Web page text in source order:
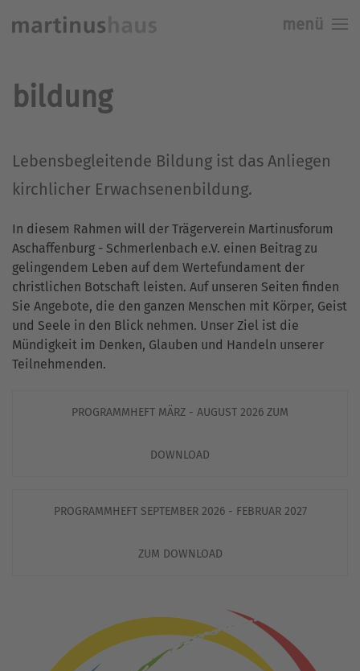
menü
bildung
Lebensbegleitende Bildung ist das Anliegen
kirchlicher Erwachsenenbildung.
In diesem Rahmen will der Trägerverein Martinusforum
Aschaffenburg - Schmerlenbach e.V. einen Beitrag zu
gelingendem Leben auf dem Wertefundament der
christlichen Botschaft leisten. Auf unseren Seiten finden
Sie Angebote, die den ganzen Menschen mit Körper, Geist
und Seele in den Blick nehmen. Unser Ziel ist die
Mündigkeit im Denken, Glauben und Handeln unserer
Teilnehmenden.
PROGRAMMHEFT MÄRZ - AUGUST 2026 ZUM
DOWNLOAD
PROGRAMMHEFT SEPTEMBER 2026 - FEBRUAR 2027
ZUM DOWNLOAD